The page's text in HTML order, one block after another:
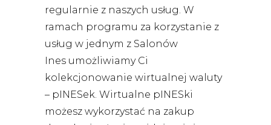
regularnie z naszych usług. W
ramach programu za korzystanie z
usług w jednym z Salonów
Ines umożliwiamy Ci
kolekcjonowanie wirtualnej waluty
– pINESek. Wirtualne pINESki
możesz wykorzystać na zakup